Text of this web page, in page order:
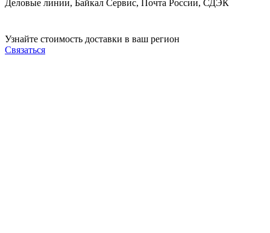
Деловые линии, Байкал Сервис, Почта России, СДЭК
Узнайте стоимость доставки в ваш регион
Связаться